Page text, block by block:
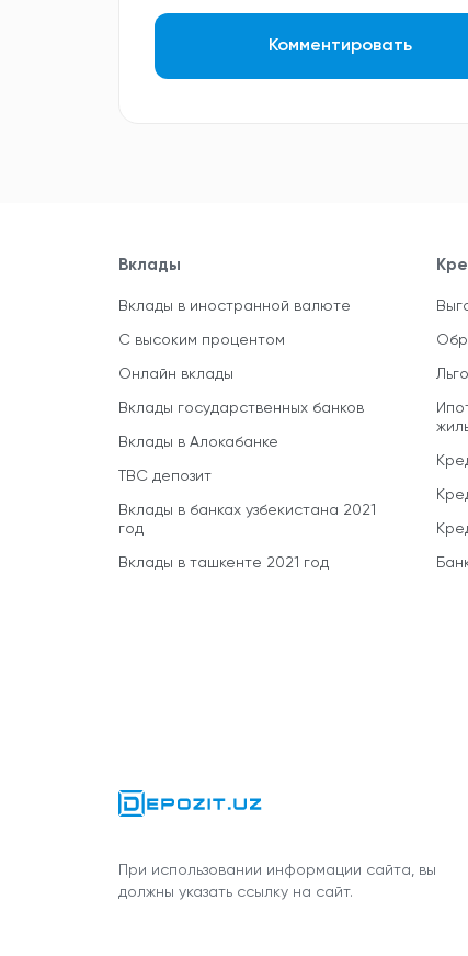
Комментировать
Вклады
Вклады в иностранной валюте
С высоким процентом
Онлайн вклады
Вклады государственных банков
Вклады в Алокабанке
TBC депозит
Вклады в банках узбекистана 2021
год
Вклады в ташкенте 2021 год
При использовании информации сайта, вы
должны указать ссылку на сайт.